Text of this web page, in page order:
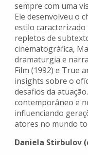
sempre com uma
Ele desenvolveu o
estilo
repletos de
cinematográfica,
dramaturgia e
Film (1992) e True
insights sobre o
desafios da
contemporâneo e
influenciando
atores no mundo
Daniela Stirbulov